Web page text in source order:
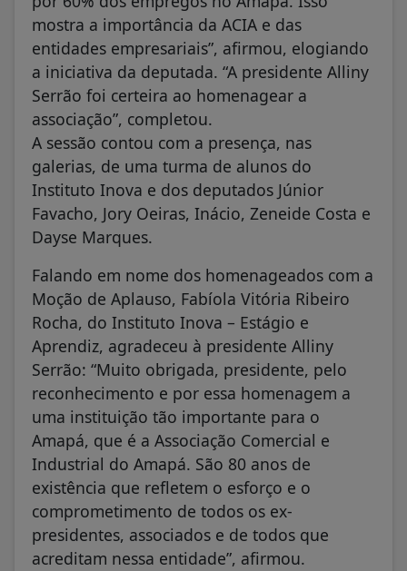
mostra a importância da ACIA e das
entidades empresariais”, afirmou, elogiando
a iniciativa da deputada. “A presidente Alliny
Serrão foi certeira ao homenagear a
associação”, completou.
A sessão contou com a presença, nas
galerias, de uma turma de alunos do
Instituto Inova e dos deputados Júnior
Favacho, Jory Oeiras, Inácio, Zeneide Costa e
Dayse Marques.
Falando em nome dos homenageados com a
Moção de Aplauso, Fabíola Vitória Ribeiro
Rocha, do Instituto Inova – Estágio e
Aprendiz, agradeceu à presidente Alliny
Serrão: “Muito obrigada, presidente, pelo
reconhecimento e por essa homenagem a
uma instituição tão importante para o
Amapá, que é a Associação Comercial e
Industrial do Amapá. São 80 anos de
existência que refletem o esforço e o
comprometimento de todos os ex-
presidentes, associados e de todos que
acreditam nessa entidade”, afirmou.